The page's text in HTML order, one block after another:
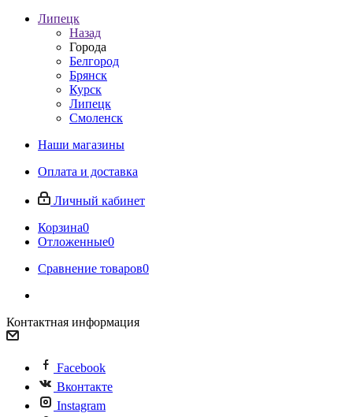
Липецк
Назад
Города
Белгород
Брянск
Курск
Липецк
Смоленск
Наши магазины
Оплата и доставка
Личный кабинет
Корзина0
Отложенные0
Сравнение товаров0
Контактная информация
Facebook
Вконтакте
Instagram